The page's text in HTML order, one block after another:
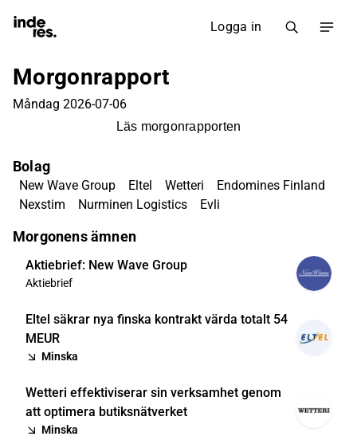
Logga in
Morgonrapport
Måndag 2026-07-06
Läs morgonrapporten
Bolag
New Wave Group Eltel Wetteri
Endomines Finland
Nexstim
Nurminen Logistics Evli
Morgonens ämnen
Aktiebrief: New Wave Group
Aktiebrief
Eltel säkrar nya finska kontrakt värda totalt 54
MEUR
Minska
Wetteri effektiviserar sin verksamhet genom
att optimera butiksnätverket
Minska